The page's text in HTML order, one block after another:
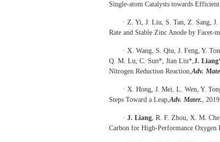
Single-atom Catalysts towards
· Z. Yi, J. Liu, S. Tan, Z. Sang,
Rate and Stable Zinc Anode by Facet-
· X. Wang, S. Qiu, J. Feng, Y.
Q. M. Lu, C. Sun*, Jian Liu*,J.
Nitrogen Reduction Reaction,Adv.
· X. Hong, J. Mei, L. Wen, Y.
Steps Toward a Leap,Adv. Mater.,
· J. Liang, R. F. Zhou, X. M.
Carbon for High-Performance Oxygen